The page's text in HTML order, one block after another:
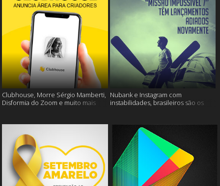
Clubhouse, Morre Sérgio Mamberti,
Disformia do Zoom e muito mais
Nubank e Instagram com
instabilidades, brasileiros são os